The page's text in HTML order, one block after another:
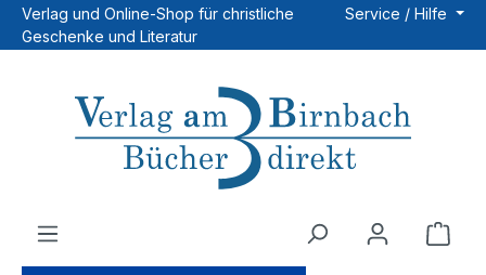
Zum Hauptinhalt springen
Verlag und Online-Shop für christliche
Geschenke und Literatur
Service / Hilfe